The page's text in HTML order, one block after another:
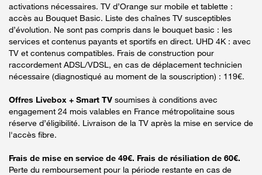
activations nécessaires. TV d’Orange sur mobile et tablette :
accès au Bouquet Basic. Liste des chaînes TV susceptibles
d’évolution. Ne sont pas compris dans le bouquet basic : les
services et contenus payants et sportifs en direct. UHD 4K : avec
TV et contenus compatibles. Frais de construction pour
raccordement ADSL/VDSL, en cas de déplacement technicien
nécessaire (diagnostiqué au moment de la souscription) : 119€.
Offres Livebox + Smart TV soumises à conditions avec
engagement 24 mois valables en France métropolitaine sous
réserve d’éligibilité. Livraison de la TV après la mise en service de
l'accès fibre.
Frais de mise en service de 49€. Frais de résiliation de 60€.
Perte du remboursement pour la période restante en cas de